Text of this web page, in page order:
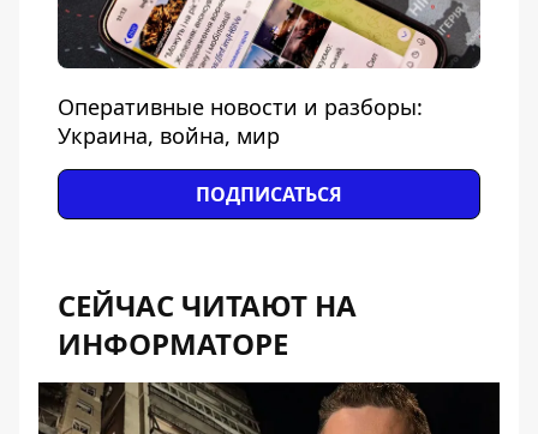
Оперативные новости и разборы:
Украина, война, мир
ПОДПИСАТЬСЯ
СЕЙЧАС ЧИТАЮТ НА
ИНФОРМАТОРЕ